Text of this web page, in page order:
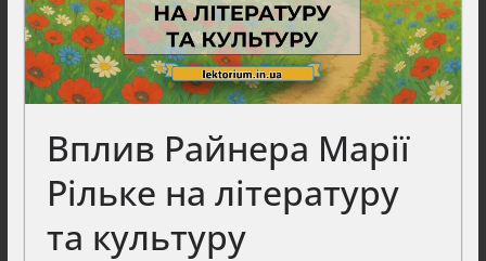
Вплив Райнера Марії
Рільке на літературу
та культуру